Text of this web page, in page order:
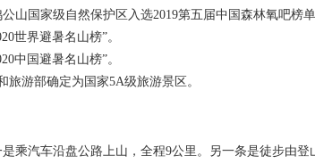
国家级自然保护区入选2019第五届中国森林氧吧榜单
世界避暑名山榜”。
中国避暑名山榜”。
游部确定为国家5A级旅游景区。
汽车沿盘公路上山，全程9公里。另一条是徒步由登